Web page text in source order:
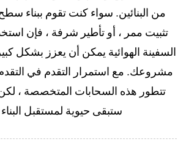
من البنائين. سواء كنت تقوم ببناء سطح
تثبيت ممر ، أو تأطير شرفة ، فإن
السفينة الهوائية يمكن أن يعزز بشكل
مشروعك. مع استمرار التقدم في
تتطور هذه السحابات المتخصصة ، لكن
ستبقى حيوية لمستقبل